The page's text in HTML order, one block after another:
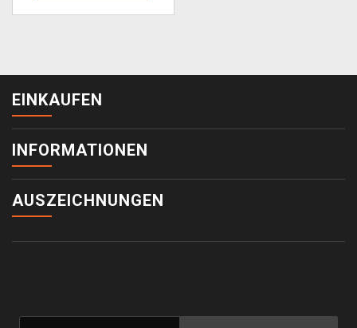
EINKAUFEN
INFORMATIONEN
AUSZEICHNUNGEN